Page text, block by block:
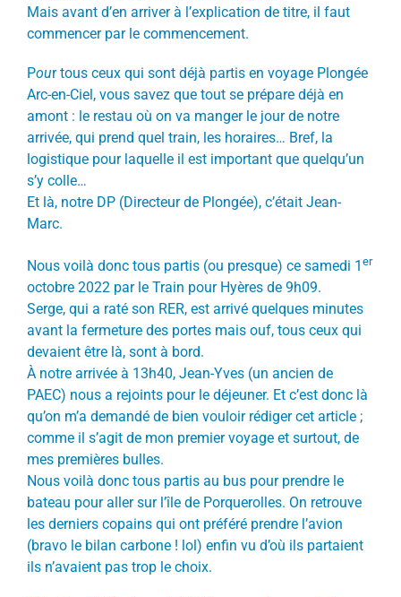
Mais avant d’en arriver à l’explication de titre, il faut
commencer par le commencement.
Pour tous ceux qui sont déjà partis en voyage Plongée
Arc-en-Ciel, vous savez que tout se prépare déjà en
amont : le restau où on va manger le jour de notre
arrivée, qui prend quel train, les horaires… Bref, la
logistique pour laquelle il est important que quelqu’un
s’y colle…
Et là, notre DP (Directeur de Plongée), c’était Jean-
Marc.
Nous voilà donc tous partis (ou presque) ce samedi 1 er
octobre 2022 par le Train pour Hyères de 9h09.
Serge, qui a raté son RER, est arrivé quelques minutes
avant la fermeture des portes mais ouf, tous ceux qui
devaient être là, sont à bord.
À notre arrivée à 13h40, Jean-Yves (un ancien de
PAEC) nous a rejoints pour le déjeuner. Et c’est donc là
qu’on m’a demandé de bien vouloir rédiger cet article ;
comme il s’agit de mon premier voyage et surtout, de
mes premières bulles.
Nous voilà donc tous partis au bus pour prendre le
bateau pour aller sur l’île de Porquerolles. On retrouve
les derniers copains qui ont préféré prendre l’avion
(bravo le bilan carbone ! lol) enfin vu d’où ils partaient
ils n’avaient pas trop le choix.